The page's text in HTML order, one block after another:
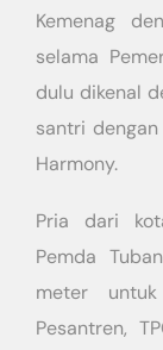
Kemenag
selama
dulu dikenal
santri
Harmony.
Pria dari
Pemda
meter
Pesantren,